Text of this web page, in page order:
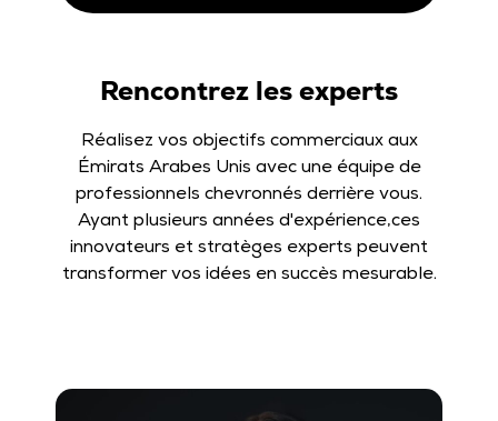
Rencontrez les experts
Réalisez vos objectifs commerciaux aux
Émirats Arabes Unis avec une équipe de
professionnels chevronnés derrière vous.
Ayant plusieurs années d'expérience,ces
innovateurs et stratèges experts peuvent
transformer vos idées en succès mesurable.